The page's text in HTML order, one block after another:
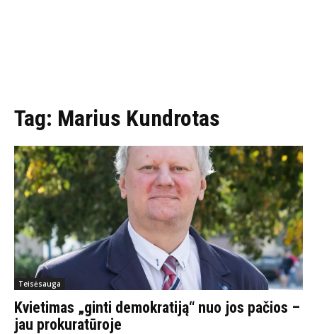
Tag: Marius Kundrotas
Teisėsauga
Kvietimas „ginti demokratiją“ nuo jos pačios –
jau prokuratūroje